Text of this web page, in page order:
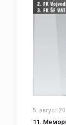
5. август
11.